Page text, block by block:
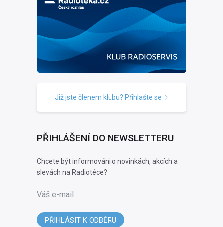
Již jste členem klubu? Přihlašte se
PŘIHLÁŠENÍ DO NEWSLETTERU
Chcete být informováni o novinkách, akcích a
slevách na Radiotéce?
Váš e-mail
PŘIHLÁSIT K ODBĚRU